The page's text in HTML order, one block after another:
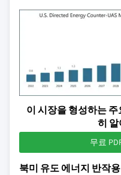
이 시장을 형성하는
히
무료
북미 유도 에너지 반작